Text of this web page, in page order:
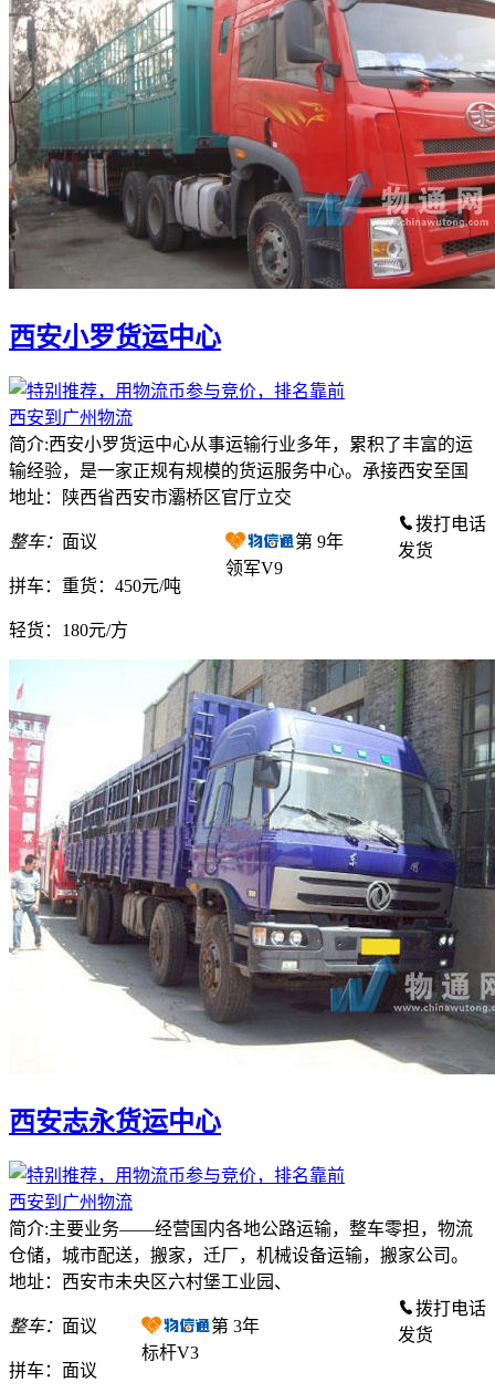
西安小罗货运中心
西安到广州物流
简介:西安小罗货运中心从事运输行业多年，累积了丰富的运
输经验，是一家正规有规模的货运服务中心。承接西安至国
地址：陕西省西安市灞桥区官厅立交
整车： 面议
拼车： 重货：450元/吨
轻货： 180元/方
第 9年
领军V9
拨打电话
发货
西安志永货运中心
西安到广州物流
简介:主要业务——经营国内各地公路运输，整车零担，物流
仓储，城市配送，搬家，迁厂，机械设备运输，搬家公司。
地址：西安市未央区六村堡工业园、
整车： 面议
拼车： 面议
第 3年
标杆V3
拨打电话
发货